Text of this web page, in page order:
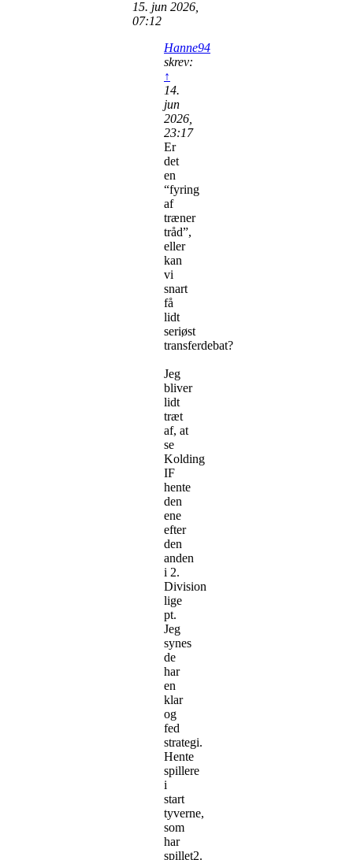
15. jun 2026,
07:12
Hanne94
skrev:
↑
14.
jun
2026,
23:17
Er
det
en
“fyring
af
træner
tråd”,
eller
kan
vi
snart
få
lidt
seriøst
transferdebat?
Jeg
bliver
lidt
træt
af, at
se
Kolding
IF
hente
den
ene
efter
den
anden
i 2.
Division
lige
pt.
Jeg
synes
de
har
en
klar
og
fed
strategi.
Hente
spillere
i
start
tyverne,
som
har
spillet2.